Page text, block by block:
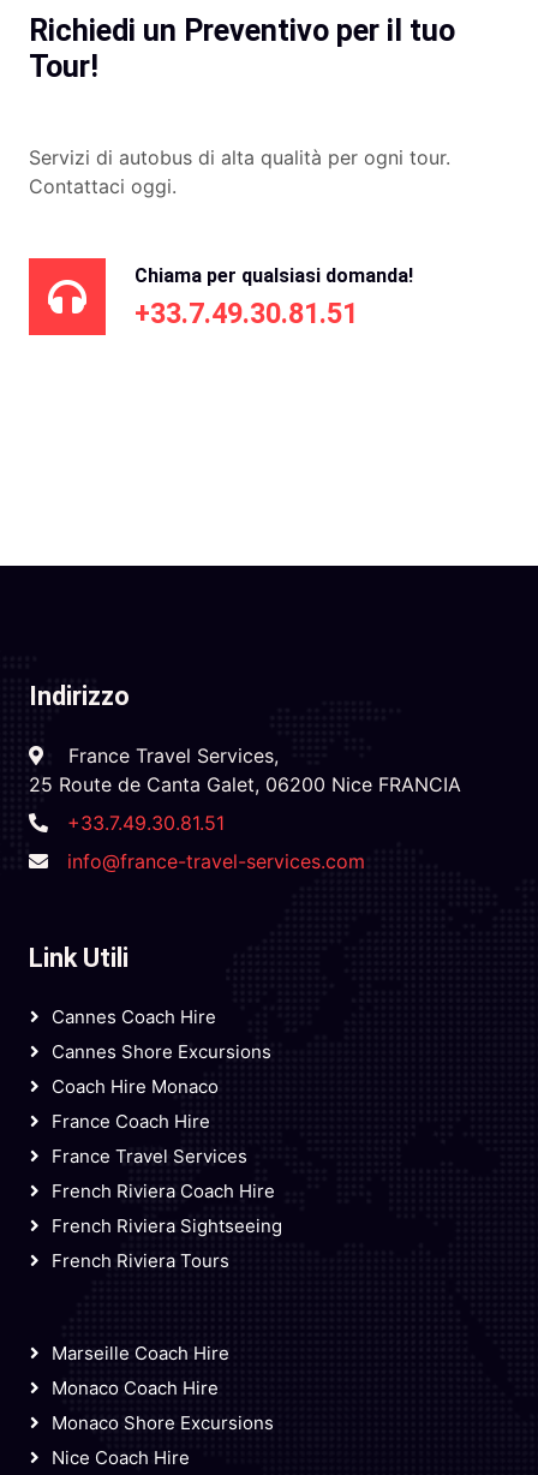
Richiedi un Preventivo per il tuo
Tour!
Servizi di autobus di alta qualità per ogni tour.
Contattaci oggi.
Chiama per qualsiasi domanda!
+33.7.49.30.81.51
Indirizzo
France Travel Services,
25 Route de Canta Galet, 06200 Nice FRANCIA
+33.7.49.30.81.51
info@france-travel-services.com
Link Utili
Cannes Coach Hire
Cannes Shore Excursions
Coach Hire Monaco
France Coach Hire
France Travel Services
French Riviera Coach Hire
French Riviera Sightseeing
French Riviera Tours
Marseille Coach Hire
Monaco Coach Hire
Monaco Shore Excursions
Nice Coach Hire